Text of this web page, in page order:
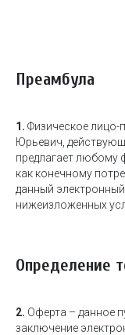
Преамбула
1. Физическое лицо-
Юрьевич,
предлагает любому
как конечному
данный
нижеизложенных
Определение
2. Оферта – данное
заключение